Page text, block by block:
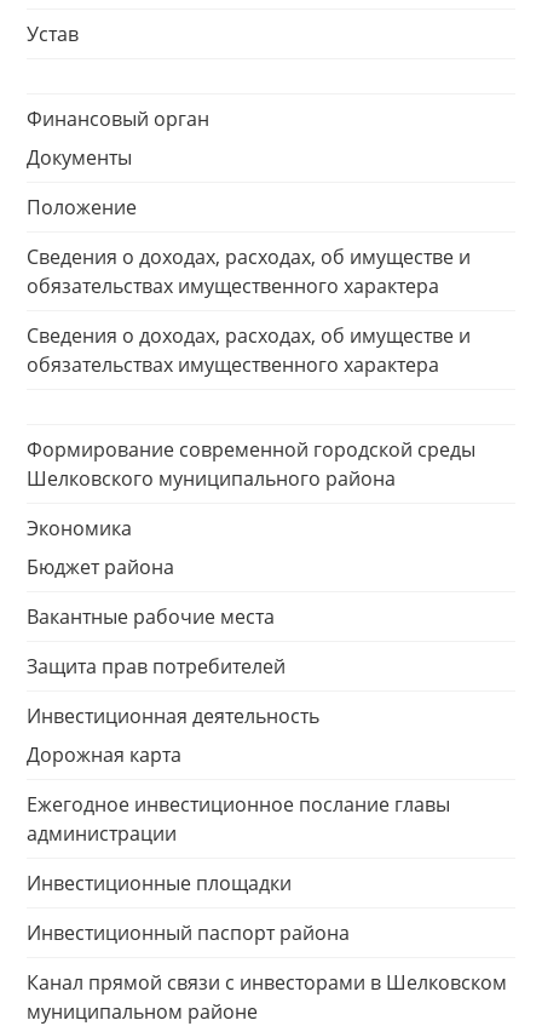
Устав
Финансовый орган
Документы
Положение
Сведения о доходах, расходах, об имуществе и
обязательствах имущественного характера
Сведения о доходах, расходах, об имуществе и
обязательствах имущественного характера
Формирование современной городской среды
Шелковского муниципального района
Экономика
Бюджет района
Вакантные рабочие места
Защита прав потребителей
Инвестиционная деятельность
Дорожная карта
Ежегодное инвестиционное послание главы
администрации
Инвестиционные площадки
Инвестиционный паспорт района
Канал прямой связи с инвесторами в Шелковском
муниципальном районе